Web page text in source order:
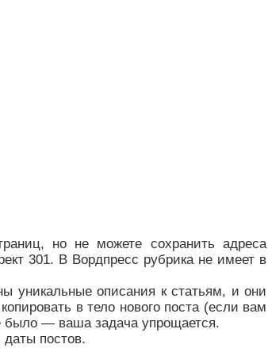
но не можете сохранить адреса
301. В Вордпресс рубрика не имеет в
описания к статьям, и они
в тело нового поста (если вам
было — ваша задача упрощается.
даты постов.